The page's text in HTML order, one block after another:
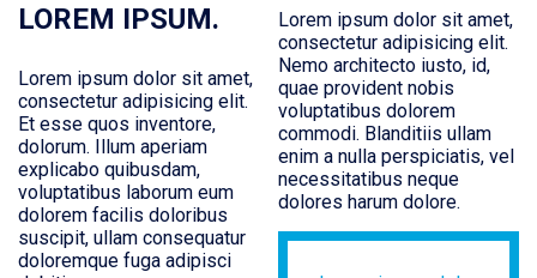
LOREM IPSUM.
Lorem ipsum dolor sit amet,
consectetur adipisicing elit.
Et esse quos inventore,
dolorum. Illum aperiam
explicabo quibusdam,
voluptatibus laborum eum
dolorem facilis doloribus
suscipit, ullam consequatur
doloremque fuga adipisci
Lorem ipsum dolor sit amet,
consectetur adipisicing elit.
Nemo architecto iusto, id,
quae provident nobis
voluptatibus dolorem
commodi. Blanditiis ullam
enim a nulla perspiciatis, vel
necessitatibus neque
dolores harum dolore.